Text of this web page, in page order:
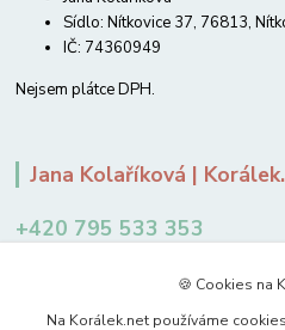
Sídlo: Nítkovice 37, 76813,
IČ: 74360949
Nejsem plátce DPH.
Jana Kolaříková |
+420 795 533 353
🍪 Cookies na
Na Korálek.net používáme